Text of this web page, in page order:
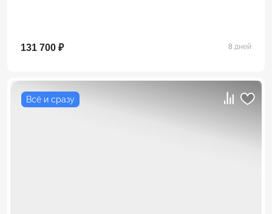
131 700 ₽ 8 дней
Всё и сразу